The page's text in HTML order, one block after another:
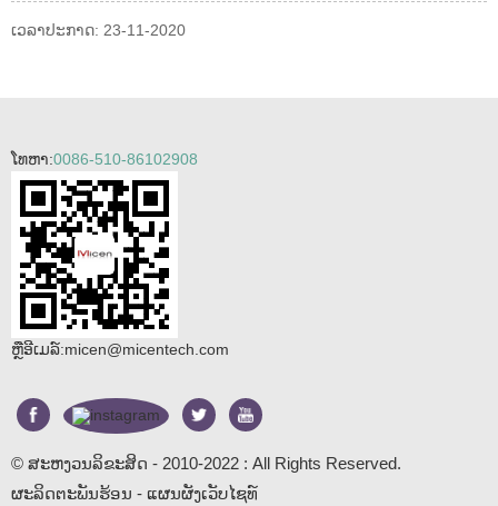
ເວລາປະກາດ: 23-11-2020
ໂທຫາ:0086-510-86102908
ຫຼືອີເມລ໌:micen@micentech.com
© ສະຫງວນລິຂະສິດ - 2010-2022 : All Rights Reserved.
ຜະລິດຕະພັນຮ້ອນ - ແຜນຜັງເວັບໄຊທ໌